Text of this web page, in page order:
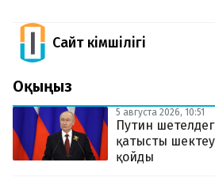
Сайт Әкімшілігі
Оқыңыз
5 августа 2026, 10:51
Путин
қатысты шектеу
қойды